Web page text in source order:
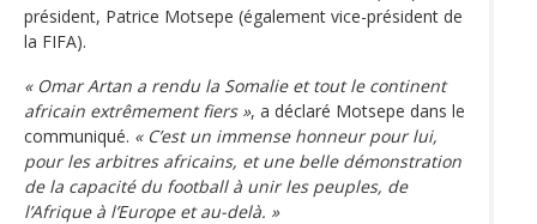
président, Patrice Motsepe (également vice-président de
la FIFA).
« Omar Artan a rendu la Somalie et tout le continent
africain extrêmement fiers », a déclaré Motsepe dans le
communiqué. « C’est un immense honneur pour lui,
pour les arbitres africains, et une belle démonstration
de la capacité du football à unir les peuples, de
l’Afrique à l’Europe et au-delà. »